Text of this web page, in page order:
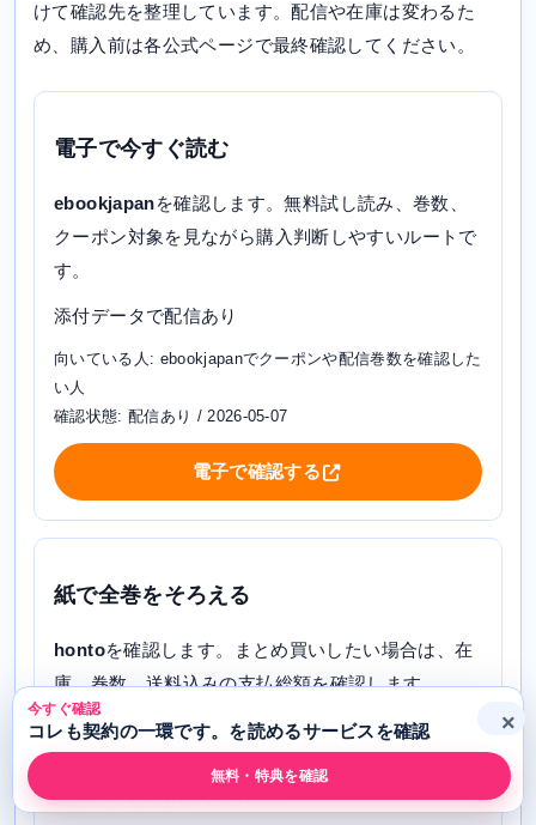
けて確認先を整理しています。配信や在庫は変わるた
め、購入前は各公式ページで最終確認してください。
電子で今すぐ読む
ebookjapanを確認します。無料試し読み、巻数、
クーポン対象を見ながら購入判断しやすいルートで
す。
添付データで配信あり
向いている人: ebookjapanでクーポンや配信巻数を確認した
い人
確認状態: 配信あり / 2026-05-07
電子で確認する
紙で全巻をそろえる
hontoを確認します。まとめ買いしたい場合は、在
庫、巻数、送料込みの支払総額を確認します。
添付データで配信あり
向いている人: 電子書籍と紙書籍の両方を確認したい人
確認状態: 配信あり / 2026-05-07
今すぐ確認
コレも契約の一環です。を読めるサービスを確認
無料・特典を確認
×